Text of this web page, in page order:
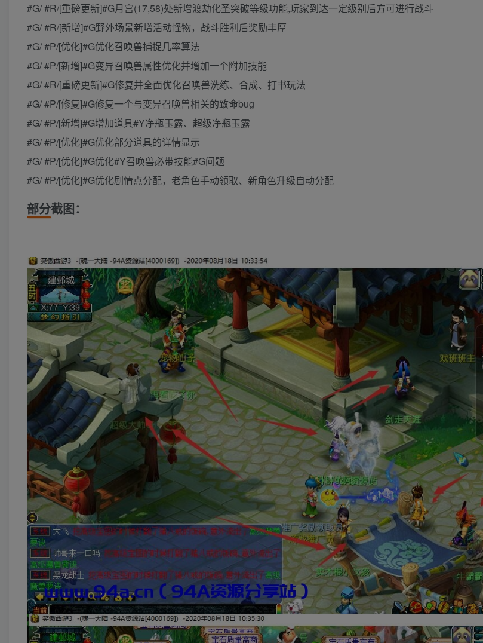
#G/ #R/[重磅更新]#G月宫(17,58)处新增渡劫化圣突破等级功能,玩家到达一定级别后方可进行战斗
#G/ #R/[新增]#G野外场景新增活动怪物，战斗胜利后奖励丰厚
#G/ #P/[优化]#G优化召唤兽捕捉几率算法
#G/ #P/[新增]#G变异召唤兽属性优化并增加一个附加技能
#G/ #R/[重磅更新]#G修复并全面优化召唤兽洗练、合成、打书玩法
#G/ #P/[修复]#G修复一个与变异召唤兽相关的致命bug
#G/ #P/[新增]#G增加道具#Y净瓶玉露、超级净瓶玉露
#G/ #P/[优化]#G优化部分道具的详情显示
#G/ #P/[优化]#G优化#Y召唤兽必带技能#G问题
#G/ #P/[优化]#G优化剧情点分配，老角色手动领取、新角色升级自动分配
部分截图：